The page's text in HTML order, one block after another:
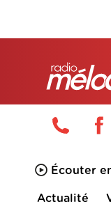
Écouter
Actualité